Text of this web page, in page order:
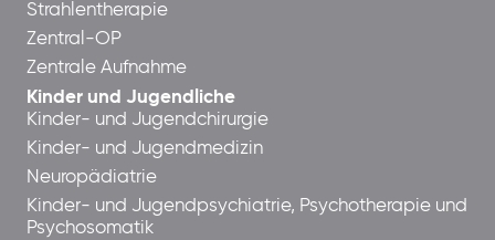
Strahlentherapie
Zentral-OP
Zentrale Aufnahme
Kinder und Jugendliche
Kinder- und Jugendchirurgie
Kinder- und Jugendmedizin
Neuropädiatrie
Kinder- und Jugendpsychiatrie, Psychotherapie und
Psychosomatik